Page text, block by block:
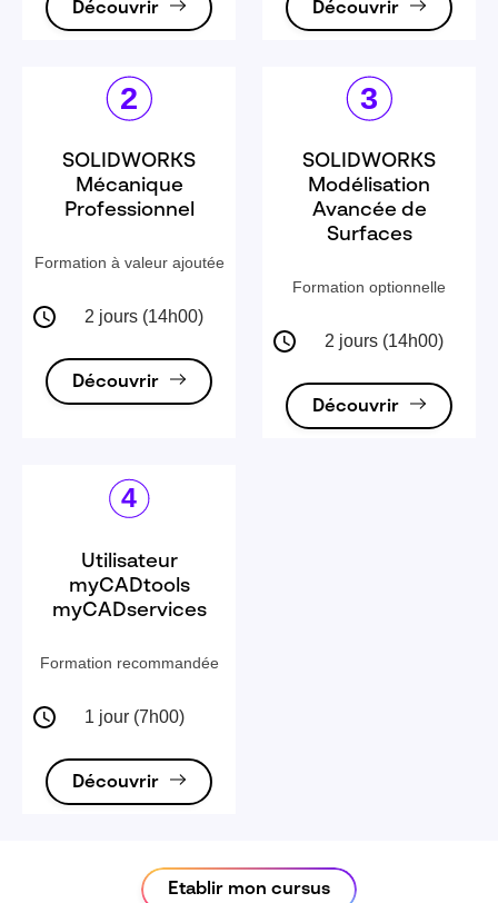
Découvrir Découvrir
SOLIDWORKS
Mécanique
Professionnel
Formation à valeur ajoutée
2 jours (14h00)
Découvrir
SOLIDWORKS
Modélisation
Avancée de
Surfaces
Formation optionnelle
2 jours (14h00)
Découvrir
Utilisateur
myCADtools
myCADservices
Formation recommandée
1 jour (7h00)
Découvrir
Etablir mon cursus